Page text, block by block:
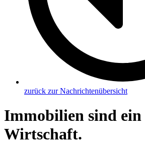
zurück zur Nachrichtenübersicht
Immobilien sind ein
Wirtschaft.